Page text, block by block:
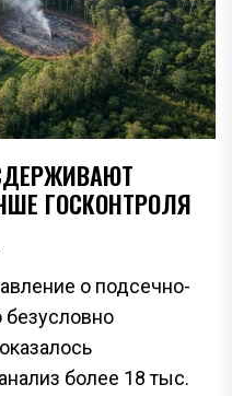
ГОСКОНТРОЛЯ
о подсечно-
безусловно
более 18 тыс.